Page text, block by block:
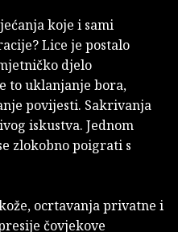
koje i sami
Lice je postalo
djelo
to uklanjanje bora,
povijesti. Sakrivanja
iskustva. Jednom
zlokobno poigrati s
ocrtavanja privatne i
čovjekove